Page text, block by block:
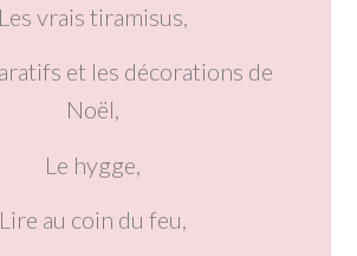
Les vrais tiramisus,
et les décorations de
Noël,
Le hygge,
Lire au coin du feu,